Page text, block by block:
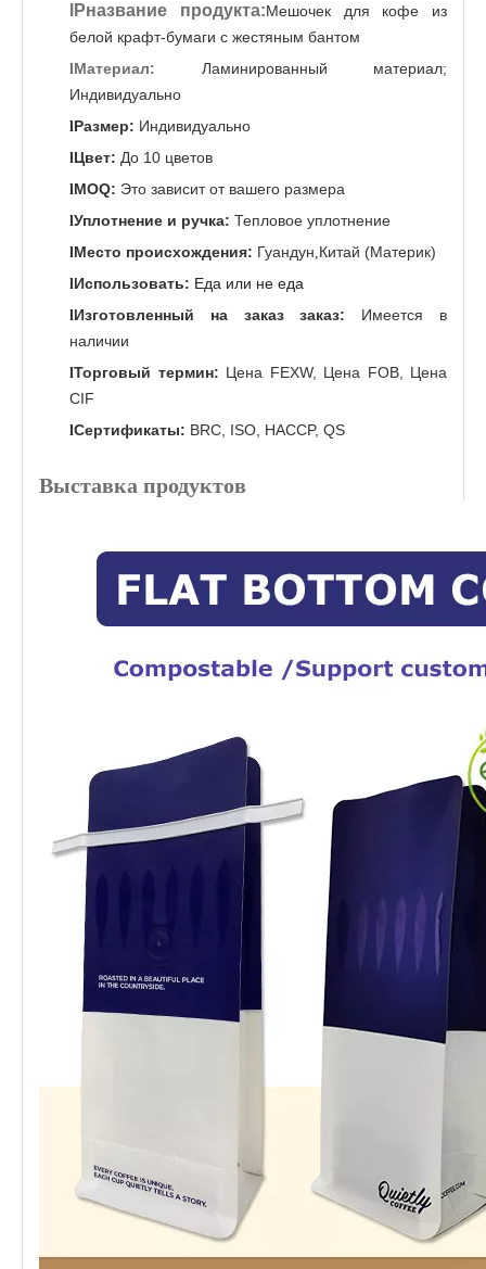
Pназвание продукта:Мешочек для кофе из
белой крафт-бумаги с жестяным бантом
lМатериал:
Ламинированный материал;
Индивидуально
lРазмер: Индивидуально
lЦвет: До 10 цветов
lMOQ: Это зависит от вашего размера
lУплотнение и ручка: Тепловое уплотнение
lМесто происхождения: Гуандун,Китай (Материк)
lИспользовать: Еда или не еда
lИзготовленный на заказ заказ:
Имеется в
наличии
lТорговый термин: Цена FEXW, Цена FOB, Цена
CIF
lСертификаты: BRC, ISO, HACCP, QS
Выставка продуктов